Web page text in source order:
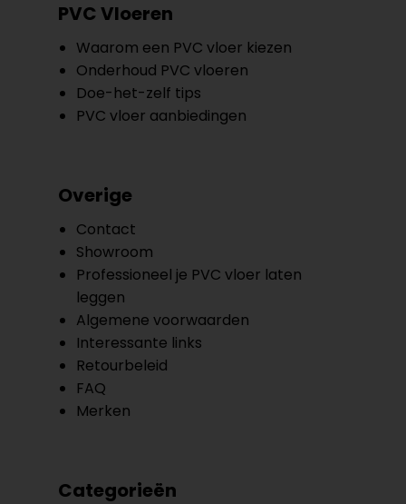
PVC Vloeren
Waarom een PVC vloer kiezen
Onderhoud PVC vloeren
Doe-het-zelf tips
PVC vloer aanbiedingen
Overige
Contact
Showroom
Professioneel je PVC vloer laten
leggen
Algemene voorwaarden
Interessante links
Retourbeleid
FAQ
Merken
Categorieën